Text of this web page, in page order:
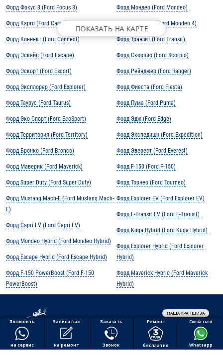
ПОКАЗАТЬ НА КАРТЕ
Форд Фокус 3 (Ford Focus 3)
Форд Карго (Ford Cargo)
Форд Коннект (Ford Connect)
Форд Эскейп (Ford Escape)
Форд Эскорт (Ford Escort)
Форд Эксплорер (Ford Explorer)
Форд Таурус (Ford Taurus)
Форд Эко Спорт (Ford EcoSport)
Форд Территория (Ford Territory)
Форд Бронко (Ford Bronco)
Форд Маверик (Ford Maverick)
Форд Super Duty (Ford Super Duty)
Форд Mustang Mach-E (Ford Mustang Mach-
E)
Форд Capri EV (Ford Capri EV)
Форд Mondeo Hybrid (Ford Mondeo Hybrid)
Форд Escape Hybrid (Ford Escape Hybrid)
Форд F-150 PowerBoost (Ford F-150
PowerBoost)
Форд Мондео (Ford Mondeo)
Форд Мондео 4 (Ford Mondeo 4)
Форд Транзит (Ford Transit)
Форд Скорпио (Ford Scorpio)
Форд Рейнджер (Ford Ranger)
Форд Фиеста (Ford Fiesta)
Форд Пума (Ford Puma)
Форд Эдж (Ford Edge)
Форд Экспедишн (Ford Expedition)
Форд Эверест (Ford Everest)
Форд F-150 (Ford F-150)
Форд Торнео (Ford Tourneo)
Форд Explorer EV (Ford Explorer EV)
Форд E-Transit EV (Ford E-Transit)
Форд Kuga Hybrid (Ford Kuga Hybrid)
Форд Explorer Hybrid (Ford Explorer
Hybrid)
Форд Maverick Hybrid (Ford Maverick
Hybrid)
НАША ФРАНШИЗА
Обработка персональных данных
Политика конфиденциальности
Полезная информация
Все права защищены © 2026 АВТОПИЛОТ
Позвонить
на сервис
Записаться
на ремонт
Заказать
Звонок
Ремонт
бесплатно
Связаться
Whatsapp